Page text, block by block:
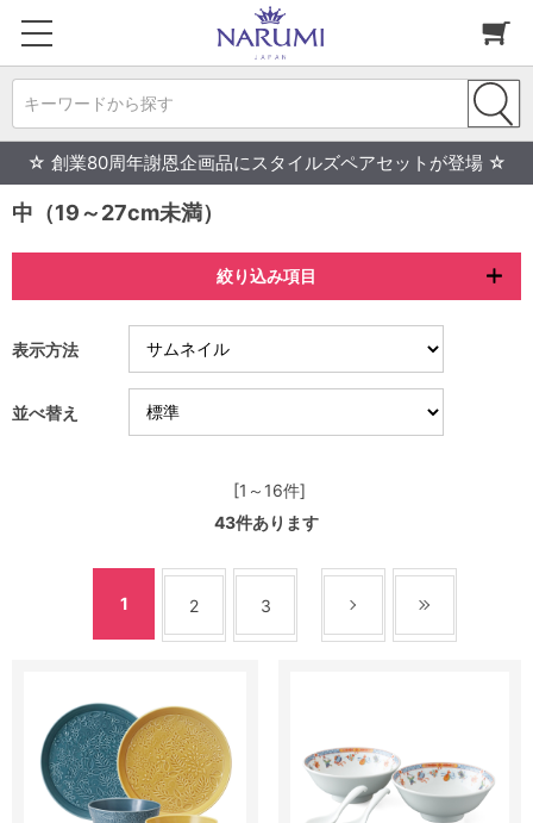
キーワードから探す
☆ 創業80周年謝恩企画品にスタイルズペアセットが登場 ☆
中（19～27cm未満）
絞り込み項目
表示方法
並べ替え
[1～16件]
43件あります
1 2 3